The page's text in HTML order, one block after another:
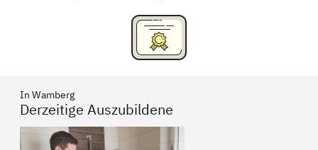
In Wamberg
Derzeitige Auszubildene